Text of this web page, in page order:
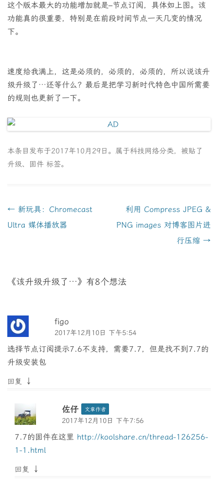
这个版本最大的功能增加就是–节点订阅，具体如上图。该
功能真的很重要，特别是在前段时间节点一天几变的情况
下。
速度给我满上，这是必须的，必须的，必须的，所以说该升
级升级了…还等什么？最后是把学习新时代特色中国所需要
的规则也更新了一下。
本条目发布于2017年10月29日 。属于科技网络分类，被贴了
升级、 固件 标签。
文
章
← 新玩具：Chromecast
Ultra 媒体播放器
利用 Compress JPEG &
PNG images 对博客图片进
行压缩 →
《该升级升级了…》有8个想法
figo
2017年12月10日 下午5:54
选择节点订阅提示7.6不支持，需要7.7，但是找不到7.7的
升级安装包
回复 ↓
佐仔 文章作者
2017年12月10日 下午7:56
7.7的固件在这里 http://koolshare.cn/thread-126256-
1-1.html
回复 ↓